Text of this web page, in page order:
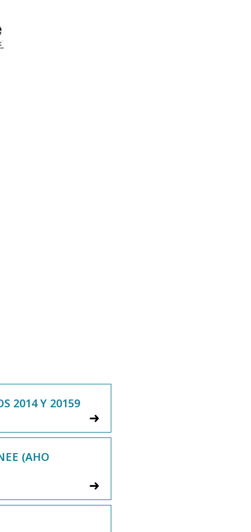
2014 Y 20159
(AHO